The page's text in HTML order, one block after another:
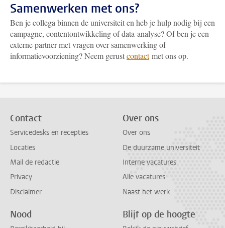
Samenwerken met ons?
Ben je collega binnen de universiteit en heb je hulp nodig bij een
campagne, contentontwikkeling of data-analyse? Of ben je een
externe partner met vragen over samenwerking of
informatievoorziening? Neem gerustcontactmet ons op.
Contact
Servicedesks en recepties
Locaties
Mail de redactie
Privacy
Disclaimer
Over ons
Over ons
De duurzame universiteit
Interne vacatures
Alle vacatures
Naast het werk
Nood Blijf op de hoogte